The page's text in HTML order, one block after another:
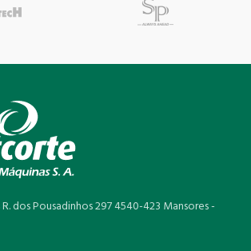
R. dos Pousadinhos 297 4540-423 Mansores -